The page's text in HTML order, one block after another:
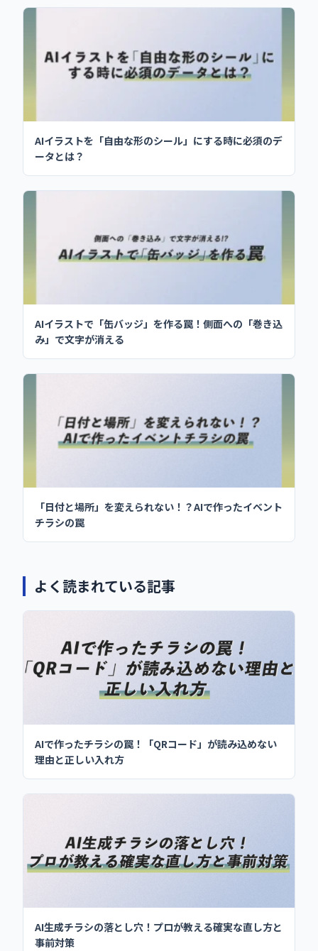
AIイラストを「自由な形のシール」にする時に必須のデ
ータとは？
AIイラストで「缶バッジ」を作る罠！側面への「巻き込
み」で文字が消える
「日付と場所」を変えられない！？AIで作ったイベント
チラシの罠
よく読まれている記事
AIで作ったチラシの罠！「QRコード」が読み込めない
理由と正しい入れ方
AI生成チラシの落とし穴！プロが教える確実な直し方と
事前対策